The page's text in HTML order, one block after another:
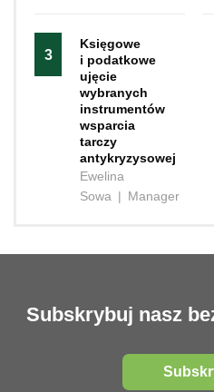
3
Księgowe
i podatkowe
ujęcie
wybranych
instrumentów
wsparcia
tarczy
antykryzysowej
Ewelina
Sowa | Manager
Subskrybuj nasz